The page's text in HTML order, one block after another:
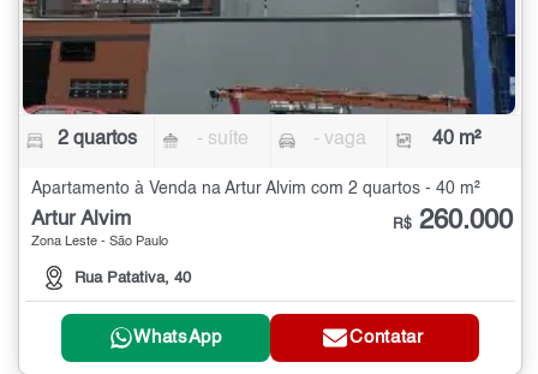
2 quartos - suíte - vaga 40 m²
Apartamento à Venda na Artur Alvim com 2 quartos - 40 m²
Artur Alvim
Zona Leste - São Paulo
Rua Patativa, 40
R$ 260.000
WhatsApp Contatar